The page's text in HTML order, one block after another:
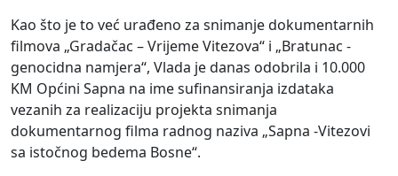
Kao što je to već urađeno za snimanje dokumentarnih
filmova „Gradačac – Vrijeme Vitezova“ i „Bratunac -
genocidna namjera“, Vlada je danas odobrila i 10.000
KM Općini Sapna na ime sufinansiranja izdataka
vezanih za realizaciju projekta snimanja
dokumentarnog filma radnog naziva „Sapna -Vitezovi
sa istočnog bedema Bosne“.